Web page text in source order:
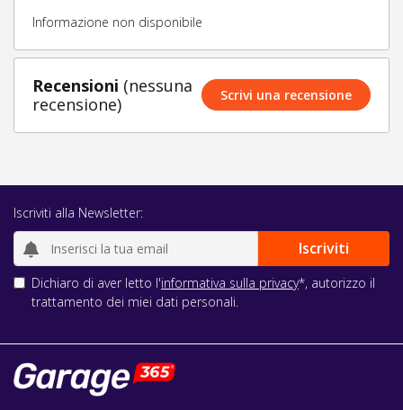
Informazione non disponibile
Recensioni (nessuna
recensione)
Scrivi una recensione
Iscriviti alla Newsletter:
Dichiaro di aver letto l'informativa sulla privacy*, autorizzo il
trattamento dei miei dati personali.